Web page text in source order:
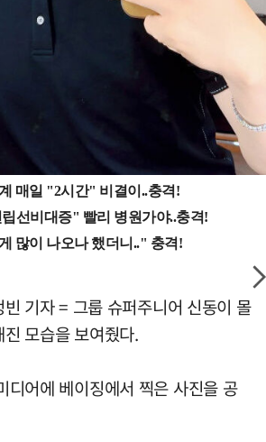
기자 = 그룹 슈퍼주니어 신동이 몰
모습을 보여줬다.
디어에 베이징에서 찍은 사진을 공